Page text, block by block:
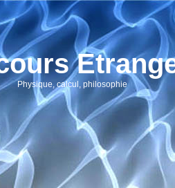
Physique, calcul, philosophie